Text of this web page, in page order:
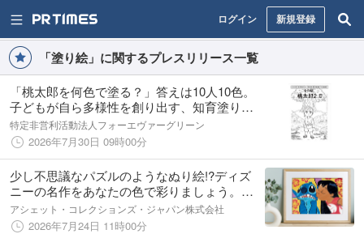
ログイン 新規登録
「塗り絵」に関するプレスリリース一覧
「桃太郎を何色で塗る？」答えは10人10色。
子どもが自ら多様性を創り出す、知育塗り絵
『令和版 桃太郎2.0』を発売！
特定非営利活動法人フォーエヴァーグリーン
2026年7月30日 09時00分
少し不思議なパズルのようなぬり絵!?ディズ
ニーの名作をあなたの色で彩りましょう。
『ディズニー 大人のぬり絵コレクション』創
刊！
アシェット・コレクションズ・ジャパン株式会社
2026年7月24日 11時00分